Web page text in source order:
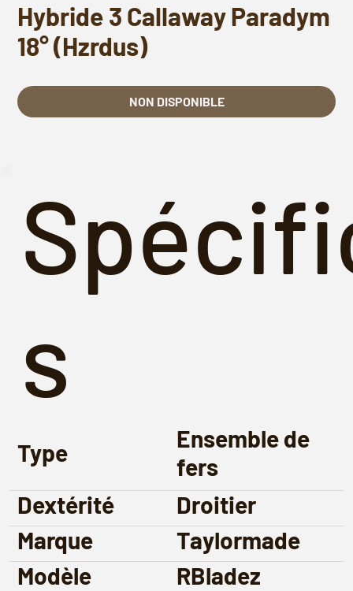
Hybride 3 Callaway Paradym
18° (Hzrdus)
NON DISPONIBLE
s
Type
Ensemble de
fers
Taylormade
Marque
Modèle
RBladez
Dextérité Droitier